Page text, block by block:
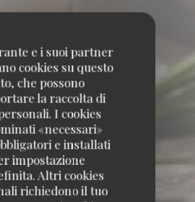
e i suoi partner
cookies su questo
che possono
la raccolta di
I cookies
«necessari»
e installati
impostazione
Altri cookies
richiedono il tuo